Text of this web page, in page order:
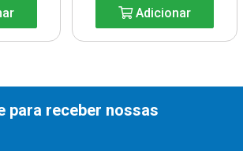
Adicionar
para receber nossas